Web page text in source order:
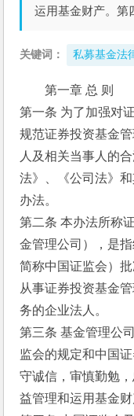
运用基金财产。第
关键词： 私募基金法
第一章 总 则
第一条 为了加强对
规范证券投资基金
人及相关当事人的
法》、《公司法》
办法。
第二条 本办法所称
金管理公司），是
简称中国证监会）
从事证券投资基金
务的企业法人。
第三条 基金管理公
监会的规定和中国
守诚信，审慎勤勉
益管理和运用基金财